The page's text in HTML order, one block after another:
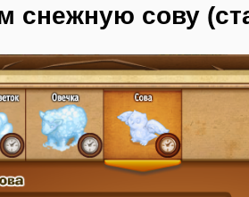
снежную сову